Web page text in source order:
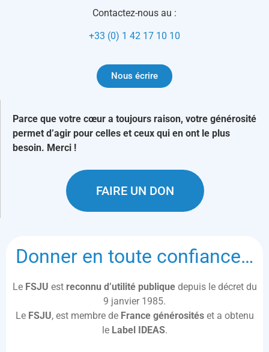
Contactez-nous au :
+33 (0) 1 42 17 10 10
Nous écrire
Parce que votre cœur a toujours raison, votre générosité
permet d’agir pour celles et ceux qui en ont le plus
besoin. Merci !
FAIRE UN DON
Donner en toute confiance…
Le FSJU est reconnu d’utilité publique depuis le décret du
9 janvier 1985.
Le FSJU, est membre de France générositéset a obtenu
le Label IDEAS.